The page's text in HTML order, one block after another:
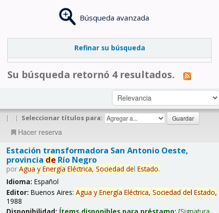
Búsqueda avanzada
Refinar su búsqueda
Su búsqueda retornó 4 resultados.
| | Seleccionar títulos para:
Hacer reserva
Estación transformadora San Antonio Oeste,
provincia deRío Negro
por Agua y Energía Eléctrica, Sociedad del Estado.
Idioma: Español
Editor: Buenos Aires: Agua y Energía Eléctrica, Sociedad del Estado,
1988